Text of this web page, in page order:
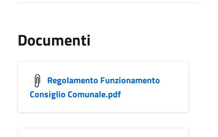
Documenti
Regolamento Funzionamento
Consiglio Comunale.pdf